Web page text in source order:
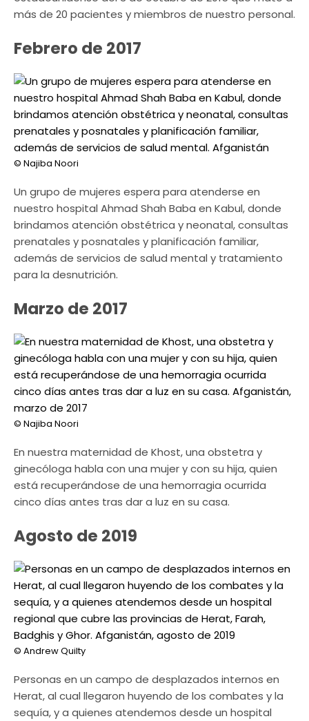
más de 20 pacientes y miembros de nuestro personal.
Febrero de 2017
© Najiba Noori
Un grupo de mujeres espera para atenderse en
nuestro hospital Ahmad Shah Baba en Kabul, donde
brindamos atención obstétrica y neonatal, consultas
prenatales y posnatales y planificación familiar,
además de servicios de salud mental y tratamiento
para la desnutrición.
Marzo de 2017
© Najiba Noori
En nuestra maternidad de Khost, una obstetra y
ginecóloga habla con una mujer y con su hija, quien
está recuperándose de una hemorragia ocurrida
cinco días antes tras dar a luz en su casa.
Agosto de 2019
© Andrew Quilty
Personas en un campo de desplazados internos en
Herat, al cual llegaron huyendo de los combates y la
sequía, y a quienes atendemos desde un hospital